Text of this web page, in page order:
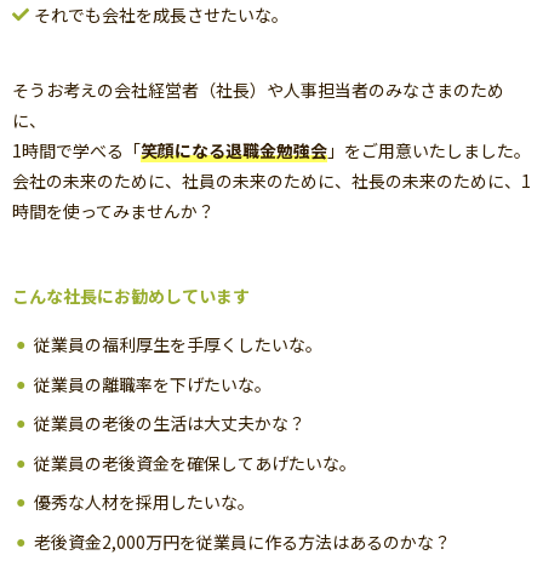
それでも会社を成長させたいな。
そうお考えの会社経営者（社長）や人事担当者のみなさまのため
に、
1時間で学べる「笑顔になる退職金勉強会 」をご用意いたしました。
会社の未来のために、社員の未来のために、社長の未来のために、1
時間を使ってみませんか？
こんな社長にお勧めしています
従業員の福利厚生を手厚くしたいな。
従業員の離職率を下げたいな。
従業員の老後の生活は大丈夫かな？
従業員の老後資金を確保してあげたいな。
優秀な人材を採用したいな。
老後資金2,000万円を従業員に作る方法はあるのかな？